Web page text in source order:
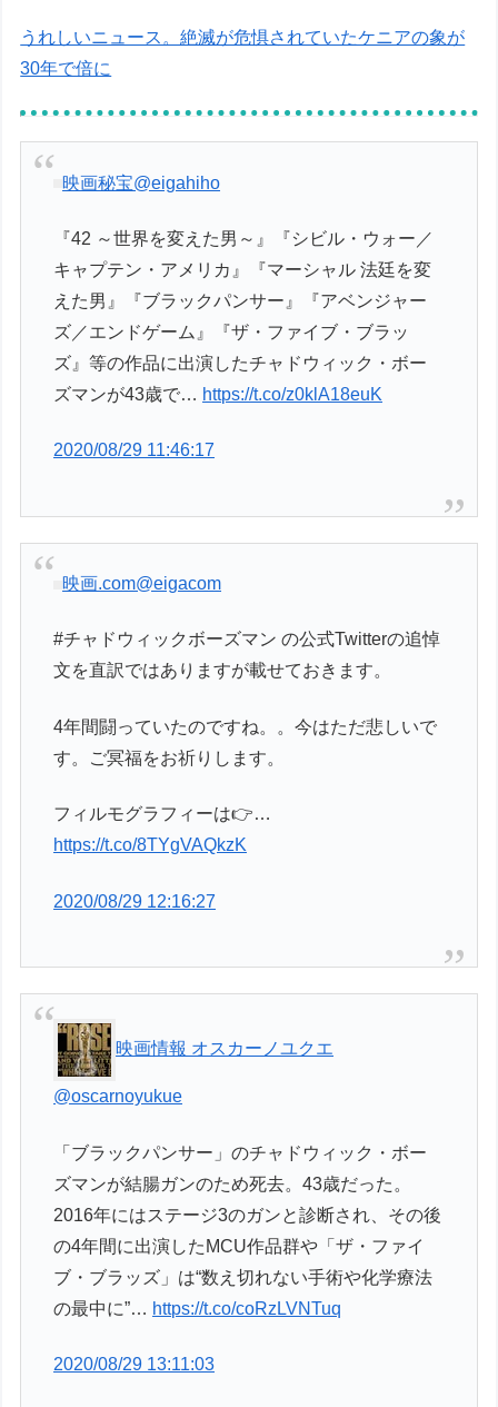
うれしいニュース。絶滅が危惧されていたケニアの象が
30年で倍に
映画秘宝@eigahiho
『42 ～世界を変えた男～』『シビル・ウォー／
キャプテン・アメリカ』『マーシャル 法廷を変
えた男』『ブラックパンサー』『アベンジャー
ズ／エンドゲーム』『ザ・ファイブ・ブラッ
ズ』等の作品に出演したチャドウィック・ボー
ズマンが43歳で… https://t.co/z0klA18euK
2020/08/29 11:46:17
映画.com@eigacom
#チャドウィックボーズマン の公式Twitterの追悼
文を直訳ではありますが載せておきます。
4年間闘っていたのですね。。今はただ悲しいで
す。ご冥福をお祈りします。
フィルモグラフィーは👉…
https://t.co/8TYgVAQkzK
2020/08/29 12:16:27
映画情報 オスカーノユクエ
@oscarnoyukue
「ブラックパンサー」のチャドウィック・ボー
ズマンが結腸ガンのため死去。43歳だった。
2016年にはステージ3のガンと診断され、その後
の4年間に出演したMCU作品群や「ザ・ファイ
ブ・ブラッズ」は“数え切れない手術や化学療法
の最中に”… https://t.co/coRzLVNTuq
2020/08/29 13:11:03